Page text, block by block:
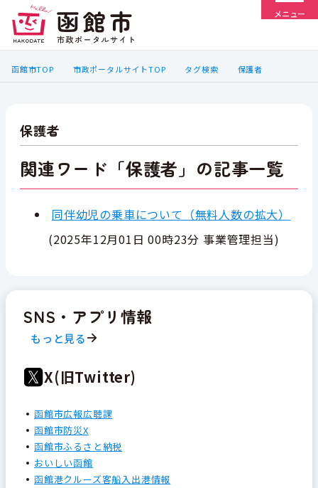
メニュー
函館市TOP 市政ポータルサイトTOP タグ検索 保護者
保護者
関連ワード「保護者」の記事一覧
同伴幼児の乗車について（無料人数の拡大）
(2025年12月01日 00時23分 事業管理担当)
SNS・アプリ情報
もっと見る
X(旧Twitter)
函館市広報広聴課
函館市防災X
函館市ふるさと納税
おいしい函館
函館港クルーズ客船入出港情報